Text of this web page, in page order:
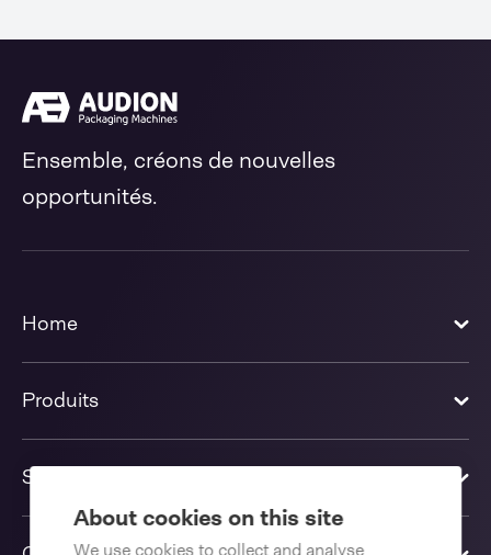
About cookies on this site
We use cookies to collect and analyse
Ensemble, créons de nouvelles
opportunités.
Home
Produits
Solutions